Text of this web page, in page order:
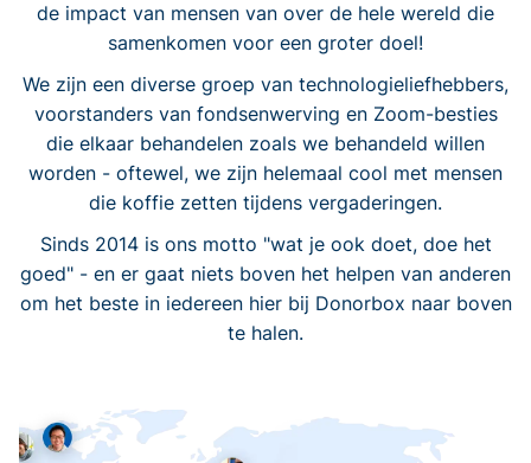
de impact van mensen van over de hele wereld die
samenkomen voor een groter doel!
We zijn een diverse groep van technologieliefhebbers,
voorstanders van fondsenwerving en Zoom-besties
die elkaar behandelen zoals we behandeld willen
worden - oftewel, we zijn helemaal cool met mensen
die koffie zetten tijdens vergaderingen.
Sinds 2014 is ons motto "wat je ook doet, doe het
goed" - en er gaat niets boven het helpen van anderen
om het beste in iedereen hier bij Donorbox naar boven
te halen.